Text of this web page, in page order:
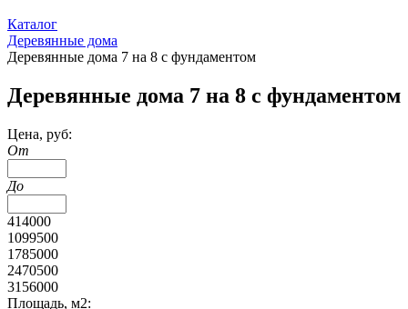
Каталог
Деревянные дома
Деревянные дома 7 на 8 с фундаментом
Деревянные дома 7 на 8 с фундаментом
Цена, руб:
От
До
414000
1099500
1785000
2470500
3156000
Площадь, м2: